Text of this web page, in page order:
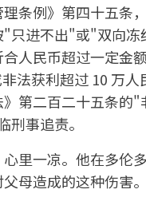
条例》第四十五条
"只进不出"或"双向
合人民币超过一定
非法获利超过 10 万
第二百二十五条的"
刑事追责。
里一凉。他在多伦
母造成的这种伤害。